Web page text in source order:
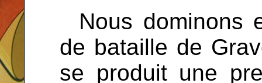
Nous dominons
de bataille de
se produit une